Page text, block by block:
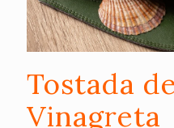
Tostada
Vinagreta